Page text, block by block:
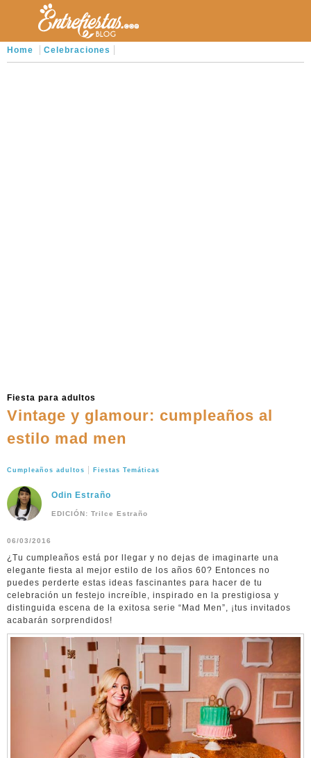
Home Celebraciones
Fiesta para adultos
Vintage y glamour: cumpleaños al
estilo mad men
Cumpleaños adultos Fiestas Temáticas
Odin Estraño
EDICIÓN: Trilce Estraño
06/03/2016
¿Tu cumpleaños está por llegar y no dejas de imaginarte una
elegante fiesta al mejor estilo de los años 60? Entonces no
puedes perderte estas ideas fascinantes para hacer de tu
celebración un festejo increíble, inspirado en la prestigiosa y
distinguida escena de la exitosa serie “Mad Men”, ¡tus invitados
acabarán sorprendidos!